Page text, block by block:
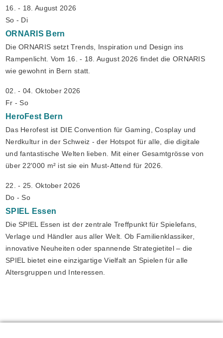
16. - 18. August 2026
So - Di
ORNARIS Bern
Die ORNARIS setzt Trends, Inspiration und Design ins
Rampenlicht. Vom 16. - 18. August 2026 findet die ORNARIS
wie gewohnt in Bern statt.
02. - 04. Oktober 2026
Fr - So
HeroFest Bern
Das Herofest ist DIE Convention für Gaming, Cosplay und
Nerdkultur in der Schweiz - der Hotspot für alle, die digitale
und fantastische Welten lieben. Mit einer Gesamtgrösse von
über 22'000 m² ist sie ein Must-Attend für 2026.
22. - 25. Oktober 2026
Do - So
SPIEL Essen
Die SPIEL Essen ist der zentrale Treffpunkt für Spielefans,
Verlage und Händler aus aller Welt. Ob Familienklassiker,
innovative Neuheiten oder spannende Strategietitel – die
SPIEL bietet eine einzigartige Vielfalt an Spielen für alle
Altersgruppen und Interessen.